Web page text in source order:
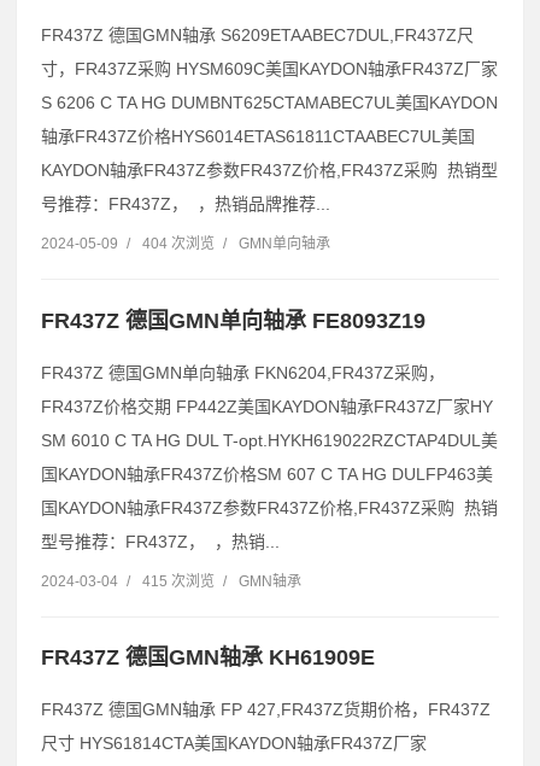
FR437Z 德国GMN轴承 S6209ETAABEC7DUL,FR437Z尺
寸，FR437Z采购 HYSM609C美国KAYDON轴承FR437Z厂家
S 6206 C TA HG DUMBNT625CTAMABEC7UL美国KAYDON
轴承FR437Z价格HYS6014ETAS61811CTAABEC7UL美国
KAYDON轴承FR437Z参数FR437Z价格,FR437Z采购 热销型
号推荐：FR437Z， ，热销品牌推荐...
2024-05-09 / 404 次浏览 / GMN单向轴承
FR437Z 德国GMN单向轴承 FE8093Z19
FR437Z 德国GMN单向轴承 FKN6204,FR437Z采购，
FR437Z价格交期 FP442Z美国KAYDON轴承FR437Z厂家HY
SM 6010 C TA HG DUL T-opt.HYKH619022RZCTAP4DUL美
国KAYDON轴承FR437Z价格SM 607 C TA HG DULFP463美
国KAYDON轴承FR437Z参数FR437Z价格,FR437Z采购 热销
型号推荐：FR437Z， ，热销...
2024-03-04 / 415 次浏览 / GMN轴承
FR437Z 德国GMN轴承 KH61909E
FR437Z 德国GMN轴承 FP 427,FR437Z货期价格，FR437Z
尺寸 HYS61814CTA美国KAYDON轴承FR437Z厂家